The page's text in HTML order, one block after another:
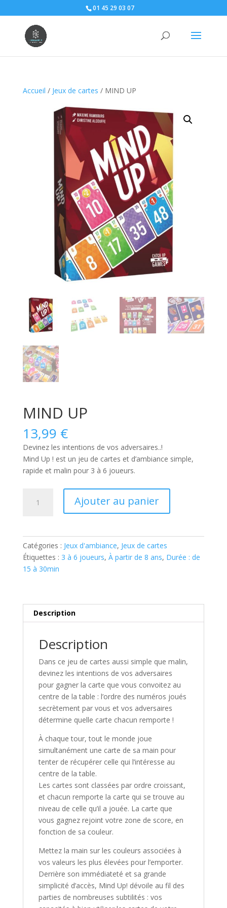
01 45 29 03 07
Accueil / Jeux de cartes / MIND UP
MIND UP
13,99 €
Devinez les intentions de vos adversaires..!
Mind Up ! est un jeu de cartes et d’ambiance simple,
rapide et malin pour 3 à 6 joueurs.
Ajouter au panier
Catégories : Jeux d'ambiance, Jeux de cartes
Étiquettes : 3 à 6 joueurs, À partir de 8 ans, Durée : de
15 à 30min
Description
Description
Dans ce jeu de cartes aussi simple que malin,
devinez les intentions de vos adversaires
pour gagner la carte que vous convoitez au
centre de la table : l’ordre des numéros joués
secrètement par vous et vos adversaires
détermine quelle carte chacun remporte !
À chaque tour, tout le monde joue
simultanément une carte de sa main pour
tenter de récupérer celle qui l’intéresse au
centre de la table.
Les cartes sont classées par ordre croissant,
et chacun remporte la carte qui se trouve au
niveau de celle qu’il a jouée. La carte que
vous gagnez rejoint votre zone de score, en
fonction de sa couleur.
Mettez la main sur les couleurs associées à
vos valeurs les plus élevées pour l’emporter.
Derrière son immédiateté et sa grande
simplicité d’accès, Mind Up! dévoile au fil des
parties de nombreuses subtilités : vos